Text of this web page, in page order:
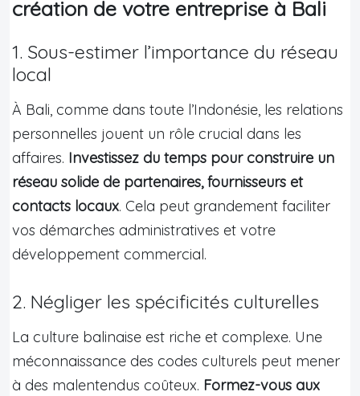
création de votre entreprise à Bali
1. Sous-estimer l’importance du réseau
local
À Bali, comme dans toute l’Indonésie, les relations
personnelles jouent un rôle crucial dans les
affaires. Investissez du temps pour construire un
réseau solide de partenaires, fournisseurs et
contacts locaux. Cela peut grandement faciliter
vos démarches administratives et votre
développement commercial.
2. Négliger les spécificités culturelles
La culture balinaise est riche et complexe. Une
méconnaissance des codes culturels peut mener
à des malentendus coûteux. Formez-vous aux